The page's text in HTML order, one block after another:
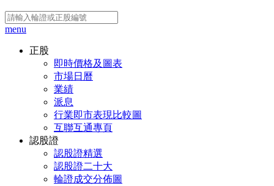
menu
正股
即時價格及圖表
市場日曆
業績
派息
行業即市表現比較圖
互聯互通專頁
認股證
認股證精選
認股證二十大
輪證成交分佈圖